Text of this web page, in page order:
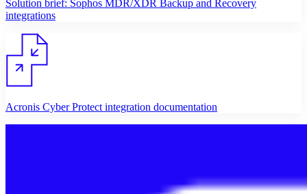
Solution brief: Sophos MDR/XDR Backup and Recovery
integrations
Acronis Cyber Protect integration documentation